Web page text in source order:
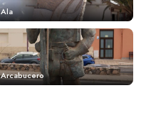
Ala
Arcabucero